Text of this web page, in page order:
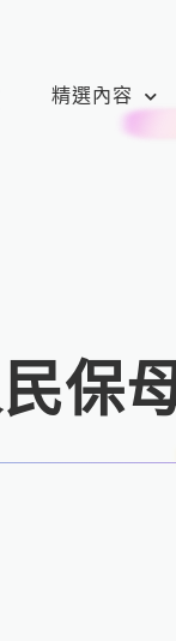
精選內容
保